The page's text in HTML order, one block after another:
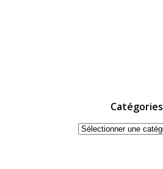
Catégories
Catégories